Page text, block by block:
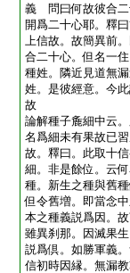
義 問曰何故彼合二
開爲二十心耶。釋
上信故。故簡異前
合二十心。但名一
種姓。隣近見道無
姓。是彼經意。今
故
論解種子麁細中云
名爲細未有果故已
故。釋曰。此取十
細。非是餘位。云
種。新生之種與舊
但令舊増。即當念
本之種義説爲因。
雖異刹那。因滅果
説爲倶。如勝軍義
信初時因縁。無漏